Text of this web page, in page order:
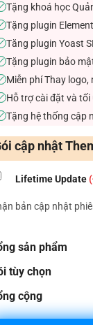
Tặng khoá học
Tặng plugin
Tăng plugin Yoast
Tặng plugin bảo
Miễn phí Thay logo,
Hỗ trợ cài đặt và tối
Tặng hệ thống cập
cập nhật
Lifetime Update
bản cập nhật
sản phẩm
tùy chọn
cộng